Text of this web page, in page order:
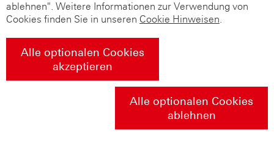
ablehnen". Weitere Informationen zur Verwendung von
Cookies finden Sie in unseren Cookie Hinweisen.
Alle optionalen Cookies
akzeptieren
Alle optionalen Cookies
ablehnen